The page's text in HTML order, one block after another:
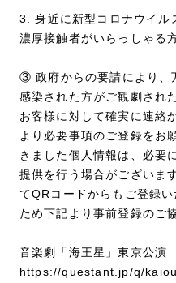
3. 身近に新型コロナウイル
濃厚接触者がいらっしゃる
③ 政府からの要請により、
感染された方がご観劇され
お客様に対して確実に連絡
より必要事項のご登録をお
きました個人情報は、必要
提供を行う場合がございま
てQRコードからもご登録
ため下記より事前登録のご
音楽劇「海王星」東京公
https://questant.jp/q/